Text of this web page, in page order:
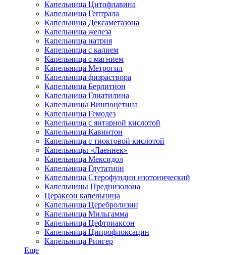
Капельница Цитофлавина
Капельница Гептрала
Капельница Дексаметазона
Капельница железа
Капельница натрия
Капельница с калием
Капельница с магнием
Капельница Метрогил
Капельница физраствора
Капельница Берлитион
Капельница Глиатилина
Капельницы Винпоцетина
Капельница Гемодез
Капельница с янтарной кислотой
Капельница Кавинтон
Капельница с тиоктовой кислотой
Капельницы «Лаеннек»
Капельница Мексидол
Капельница Глутатион
Капельница Стерофундин изотонический
Капельницы Преднизолона
Цераксон капельница
Капельница Церебролизин
Капельница Мильгамма
Капельница Цефтриаксон
Капельница Ципрофлоксацин
Капельница Рингер
Еще